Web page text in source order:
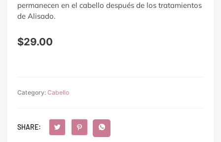
permanecen en el cabello después de los tratamientos
de Alisado.
$29.00
Category: Cabello
SHARE: